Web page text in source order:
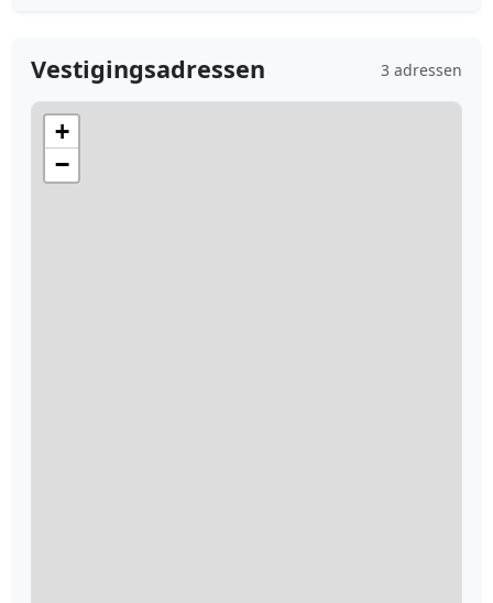
Vestigingsadressen 3 adressen
+
−